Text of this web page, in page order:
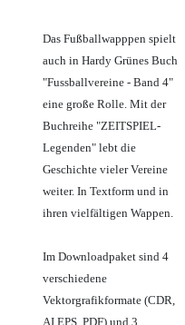
Das Fußballwapppen spielt
auch in Hardy Grünes Buch
"Fussballvereine - Band 4"
eine große Rolle. Mit der
Buchreihe "ZEITSPIEL-
Legenden" lebt die
Geschichte vieler Vereine
weiter. In Textform und in
ihren vielfältigen Wappen.
Im Downloadpaket sind 4
verschiedene
Vektorgrafikformate (CDR,
AI EPS, PDF) und 3